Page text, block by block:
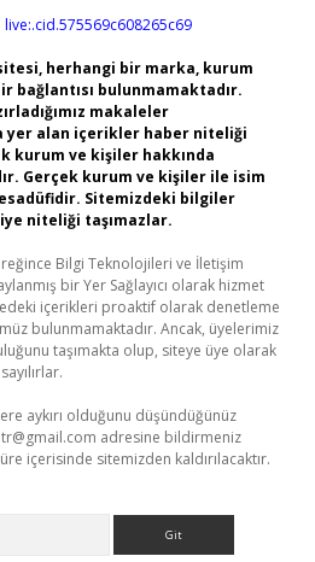
live:.cid.575569c608265c69
herhangi bir marka, kurum
bağlantısı bulunmamaktadır.
makaleler
yer alan içerikler haber niteliği
kurum ve kişiler hakkında
Gerçek kurum ve kişiler ile isim
Sitemizdeki bilgiler
niteliği taşımazlar.
Bilgi Teknolojileri ve İletişim
bir Yer Sağlayıcı olarak hizmet
içerikleri proaktif olarak denetleme
bulunmamaktadır. Ancak, üyelerimiz
taşımakta olup, siteye üye olarak
aykırı olduğunu düşündüğünüz
adresine bildirmeniz
içerisinde sitemizden kaldırılacaktır.